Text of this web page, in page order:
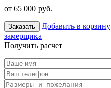
от 65 000 руб.
Заказать Добавить в корзину
замерщика
Получить расчет